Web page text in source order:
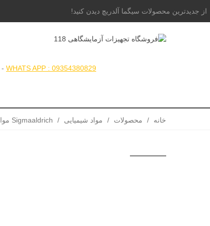
از جدیدترین محصولات سیگما آلدریچ دیدن کنید!
WHATS APP : 09354380829
-
خانه / محصولات / مواد شیمیایی / Sigmaaldrich مواد شیمیایی زیگما سیگما الدریچ